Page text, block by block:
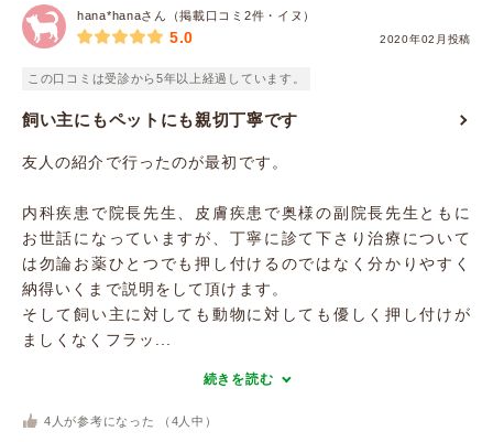
hana*hanaさん（掲載口コミ2件・イヌ）
2020年02月投稿
5.0
この口コミは受診から5年以上経過しています。
飼い主にもペットにも親切丁寧です
友人の紹介で行ったのが最初です。
内科疾患で院長先生、皮膚疾患で奥様の副院長先生ともに
お世話になっていますが、丁寧に診て下さり治療について
は勿論お薬ひとつでも押し付けるのではなく分かりやすく
納得いくまで説明をして頂けます。
そして飼い主に対しても動物に対しても優しく押し付けが
ましくなくフラッ...
続きを読む
4 人が参考になった （ 4 人中）